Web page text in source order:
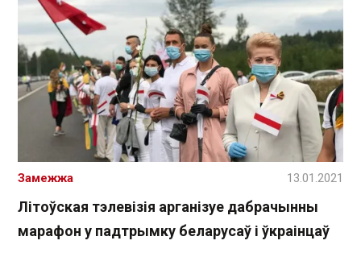
Літоўская тэлевізія арганізуе дабрачынны
марафон у падтрымку беларусаў і ўкраінцаў
Замежжа 13.01.2021